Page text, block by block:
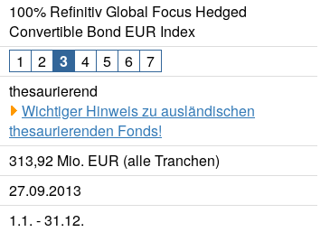
100% Refinitiv Global Focus Hedged
Convertible Bond EUR Index
1 2 3 4 5 6
7
thesaurierend
Wichtiger Hinweis zu ausländischen
thesaurierenden Fonds!
313,92 Mio. EUR (alle Tranchen)
27.09.2013
1.1. - 31.12.